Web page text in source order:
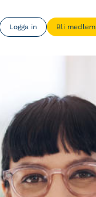
Logga in
Bli medlem